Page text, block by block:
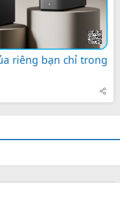
riêng bạn chỉ trong